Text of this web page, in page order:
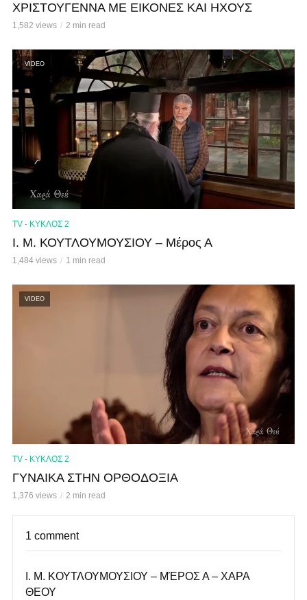
ΧΡΙΣΤΟΥΓΕΝΝΑ ΜΕ ΕΙΚΟΝΕΣ ΚΑΙ ΗΧΟΥΣ
1,582 views 2 min read
VIDEO
TV - ΚΥΚΛΟΣ 2
Ι. Μ. ΚΟΥΤΛΟΥΜΟΥΣΙΟΥ – Μέρος Α
1,484 views 1 min read
VIDEO
TV - ΚΥΚΛΟΣ 2
ΓΥΝΑΙΚΑ ΣΤΗΝ ΟΡΘΟΔΟΞΙΑ
1,376 views 2 min read
1 comment
Ι. Μ. ΚΟΥΤΛΟΥΜΟΥΣΙΟΥ – ΜΈΡΟΣ Α – ΧΑΡΑ
ΘΕΟΥ